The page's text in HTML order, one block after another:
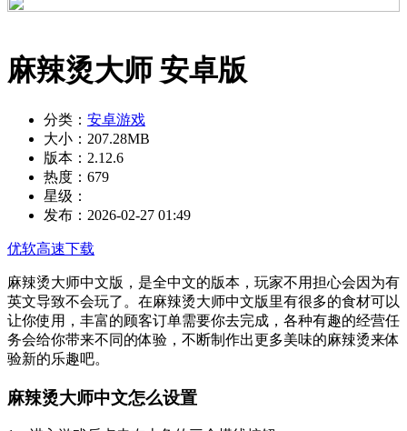
麻辣烫大师 安卓版
分类： 安卓游戏
大小： 207.28MB
版本： 2.12.6
热度： 679
星级：
发布： 2026-02-27 01:49
优软高速下载
麻辣烫大师中文版，是全中文的版本，玩家不用担心会因为有
英文导致不会玩了。在麻辣烫大师中文版里有很多的食材可以
让你使用，丰富的顾客订单需要你去完成，各种有趣的经营任
务会给你带来不同的体验，不断制作出更多美味的麻辣烫来体
验新的乐趣吧。
麻辣烫大师中文怎么设置